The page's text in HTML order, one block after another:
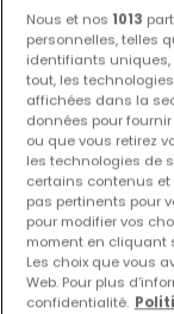
Les
Activez une
nouveaux biens
Nous et nos 1013
personnelles, telles
identifiants uniques,
tout, les
affichées dans la
données pour
ou que vous retirez
les technologies de
certains contenus
pas pertinents pour
pour modifier vos
moment en cliquant
Les choix que vous
Web. Pour plus
confidentialité.